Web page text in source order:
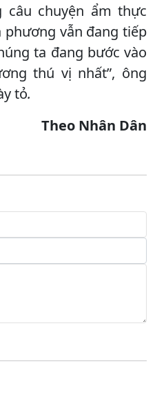
chuyện ẩm thực
phương vẫn đang tiếp
ta đang bước vào
thú vị nhất”, ông
tỏ.
Theo Nhân Dân